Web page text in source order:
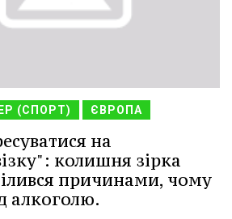
(СПОРТ) ЄВРОПА
на
колишня зірка
причинами, чому
алкоголю.